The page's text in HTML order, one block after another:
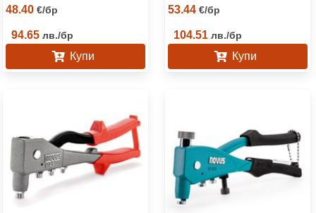
48.40 €/бр
94.65 лв./бр
Купи
53.44 €/бр
104.51 лв./бр
Купи